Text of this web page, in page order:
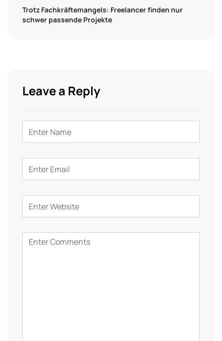
Trotz Fachkräftemangels: Freelancer finden nur
schwer passende Projekte
Leave a Reply